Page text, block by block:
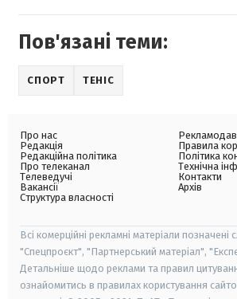
Пов'язані теми:
СПОРТ ТЕНІС
Про нас
Редакція
Редакційна політика
Про телеканал
Телеведучі
Вакансії
Структура власності
Правила
Політика
Технічна
Контакти
Архів
Всі комерційні рекламні матеріали позначені
"Спецпроєкт", "Партнерський матеріал",
Детальніше щодо реклами та правил
ознайомитись в правилах користування